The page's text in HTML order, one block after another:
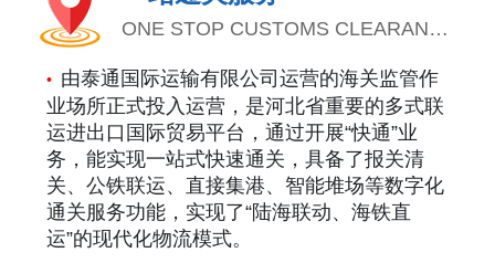
ONE STOP CUSTOMS CLEARANCE
SERVICES
• 由泰通国际运输有限公司运营的海关监管作
业场所正式投入运营，是河北省重要的多式联
运进出口国际贸易平台，通过开展“快通”业
务，能实现一站式快速通关，具备了报关清
关、公铁联运、直接集港、智能堆场等数字化
通关服务功能，实现了“陆海联动、海铁直
运”的现代化物流模式。